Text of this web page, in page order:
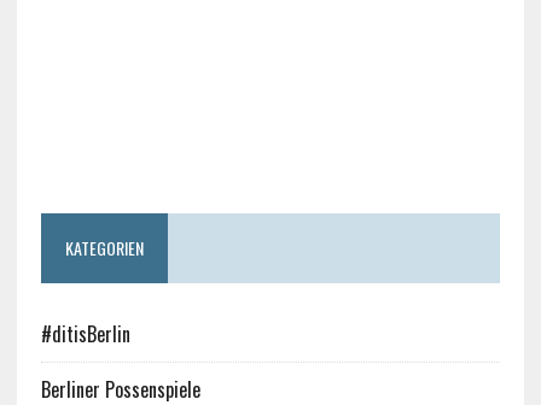
KATEGORIEN
#ditisBerlin
Berliner Possenspiele